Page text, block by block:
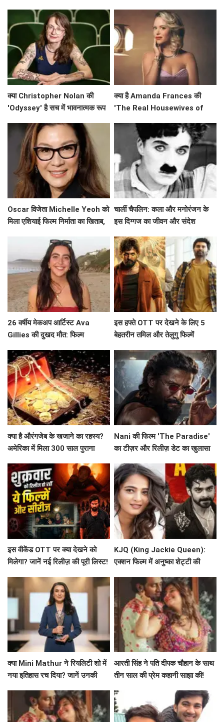
क्या Christopher Nolan की
'Odyssey' है सच में भावनात्मक रूप
समीक्षा
क्या है Amanda Frances की
'The Real Housewives of
Oscar विजेता Michelle Yeoh को
मिला एशियाई फिल्म निर्माता का खिताब,
चार्ली चैपलिन: कला और मनोरंजन के
इस दिग्गज का जीवन और संदेश
26 वर्षीय मेकअप आर्टिस्ट Ava
Gillies की दुखद मौत: फिल्म
इस हफ्ते OTT पर देखने के लिए 5
बेहतरीन तमिल और तेलुगु फिल्में
क्या है औरंगजेब के खजाने का रहस्य?
अमेरिका में मिला 300 साल पुराना
Nani की फिल्म 'The Paradise'
का टीज़र और रिलीज़ डेट का खुलासा
इस वीकेंड OTT पर क्या देखने को
मिलेगा? जानें नई रिलीज़ की पूरी लिस्ट!
KJQ (King Jackie Queen):
एक्शन फिल्म में अनुष्का शेट्टी की
क्या Mini Mathur ने रियलिटी शो में
नया इतिहास रच दिया? जानें उनकी
आरती सिंह ने पति दीपक चौहान के साथ
तीन साल की प्रेम कहानी साझा की!